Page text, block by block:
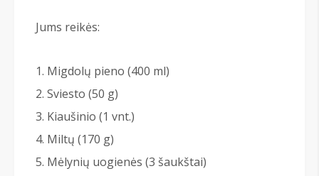
Jums reikės:
Migdolų pieno (400 ml)
Sviesto (50 g)
Kiaušinio (1 vnt.)
Miltų (170 g)
Mėlynių uogienės (3 šaukštai)